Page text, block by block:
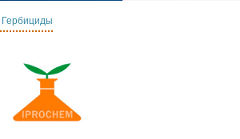
Гербициды